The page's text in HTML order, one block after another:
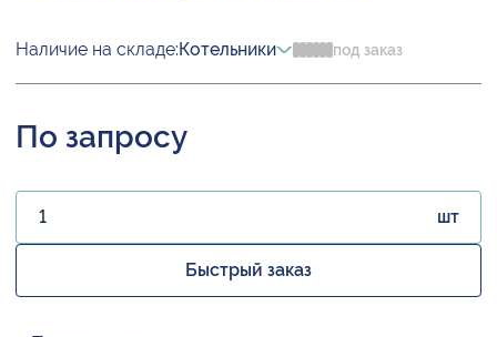
Наличие на складе:Котельники под заказ
По запросу
шт
Быстрый заказ